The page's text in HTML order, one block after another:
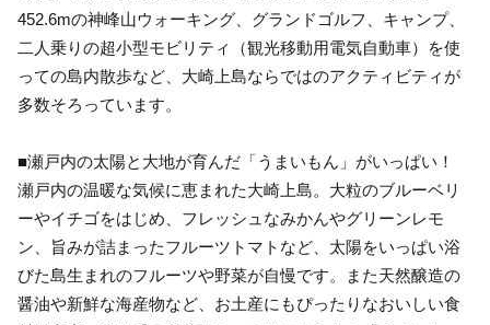
452.6mの神峰山ウォーキング、グランドゴルフ、キャンプ、
二人乗りの超小型モビリティ（観光移動用電気自動車）を使
っての島内散歩など、大崎上島ならではのアクティビティが
多数そろっています。
■瀬戸内の太陽と大地が育んだ「うまいもん」がいっぱい！
瀬戸内の温暖な気候に恵まれた大崎上島。大粒のブルーベリ
ーやイチゴをはじめ、フレッシュなみかんやグリーンレモ
ン、旨みが詰まったフルーツトマトなど、太陽をいっぱい浴
びた島生まれのフルーツや野菜が自慢です。また天然醸造の
醤油や新鮮な海産物など、お土産にもぴったりなおいしい食